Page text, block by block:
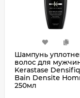
Шампунь
волос для
Kerastase
Bain Densite
250мл